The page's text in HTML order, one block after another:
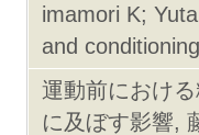
imamori K;
and
運動前におけ
に及ぼす影響,